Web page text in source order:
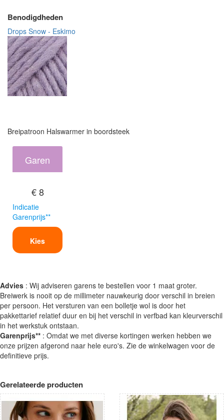
Benodigdheden
Drops Snow - Eskimo
Breipatroon Halswarmer in boordsteek
Garen
€ 8
Indicatie
Garenprijs**
Kies
Advies : Wij adviseren garens te bestellen voor 1 maat groter.
Breiwerk is nooit op de millimeter nauwkeurig door verschil in breien
per persoon. Het versturen van een bolletje wol is door het
pakkettarief relatief duur en bij het verschil in verfbad kan kleurverschil
in het werkstuk ontstaan.
Garenprijs** : Omdat we met diverse kortingen werken hebben we
onze prijzen afgerond naar hele euro's. Zie de winkelwagen voor de
definitieve prijs.
Gerelateerde producten